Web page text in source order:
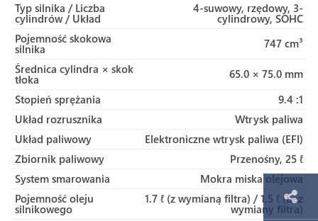
Typ silnika / Liczba
cylindrów / Układ
4-suwowy, rzędowy, 3-
cylindrowy, SOHC
Pojemność skokowa
silnika
747 cm³
Średnica cylindra × skok
tłoka
65.0 × 75.0 mm
Stopień sprężania
9.4 :1
Układ rozrusznika
Wtrysk paliwa
Układ paliwowy
Elektroniczne wtrysk paliwa (EFI)
Zbiornik paliwowy
Przenośny, 25 ℓ
System smarowania
Mokra miska olejowa
Pojemność oleju
silnikowego
1.7 ℓ (z wymianą filtra) / 1.5 ℓ (bez
wymiany filtra)